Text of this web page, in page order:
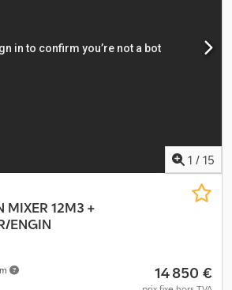
1 / 15
MIXER 12M3 +
ENGIN
14 850 €